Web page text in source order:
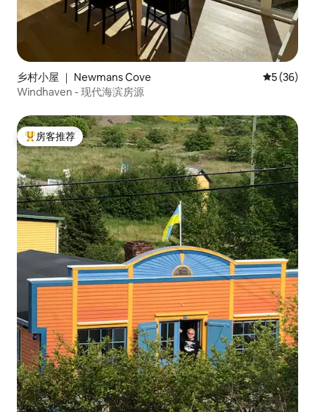
乡村小屋 ｜ Newmans Cove 平均评分
5 (36)
Windhaven - 现代海滨房源
热门「房客推荐」
房客推荐